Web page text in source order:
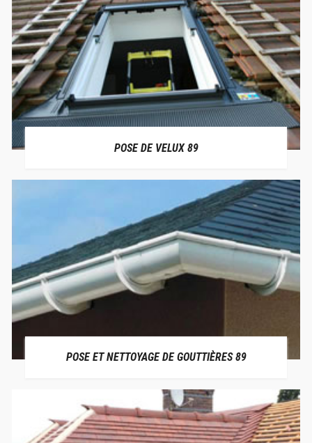
POSE DE VELUX 89
POSE ET NETTOYAGE DE GOUTTIÈRES 89